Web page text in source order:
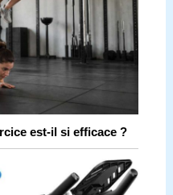
est-il si efficace ?